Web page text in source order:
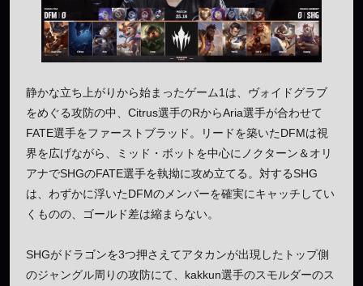
静かな立ち上がりから始まったゲーム1は、ヴォイドグラブ
をめぐる攻防の中、Citrus選手のRからAria選手が合わせて
FATE選手をファーストブラッド。リードを築いたDFMは視
界を広げながら、ミッド・ボットを中心にノクターン＆オリ
アナでSHGのFATE選手を執拗に攻め立てる。対するSHG
は、わずかに浮いたDFMのメンバーを確実にキャッチしてい
くものの、ゴールド差は縮まらない。
SHGがドラゴンを3つ押さえてアタカンが出現したトップ側
のジャングル周りの攻防にて、kakkun選手のスモルダーのス